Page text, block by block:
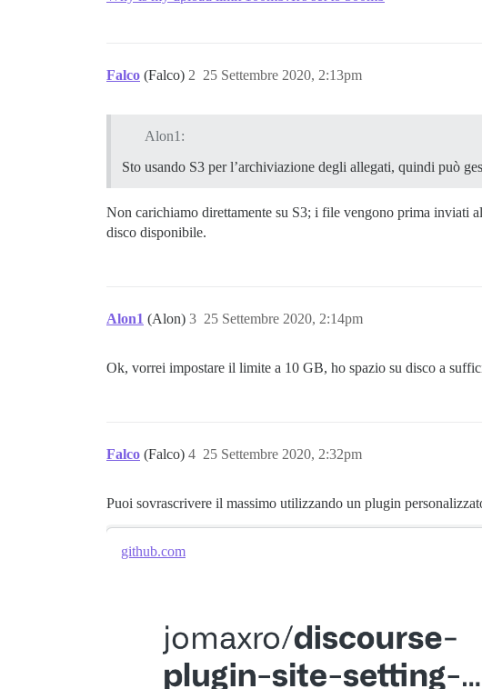
Falco (Falco) 25 Settembre 2020, 2:13pm
2
Alon1:
Sto usando S3 per l’archiviazione degli allegati, quindi può
Non carichiamo direttamente su S3; i file vengono prima inviati
disco disponibile.
Alon1 (Alon) 25 Settembre 2020, 2:14pm
3
Ok, vorrei impostare il limite a 10 GB, ho spazio su disco a
Falco (Falco) 25 Settembre 2020, 2:32pm
4
Puoi sovrascrivere il massimo utilizzando un plugin
github.com